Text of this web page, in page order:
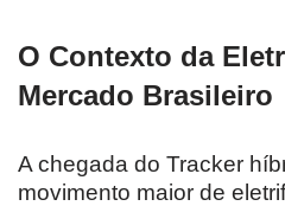
O Contexto da
Mercado Brasileiro
A chegada do Tracker
movimento maior de